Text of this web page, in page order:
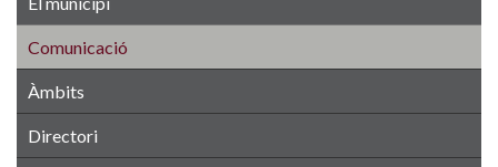
Comunicació
Àmbits
Directori